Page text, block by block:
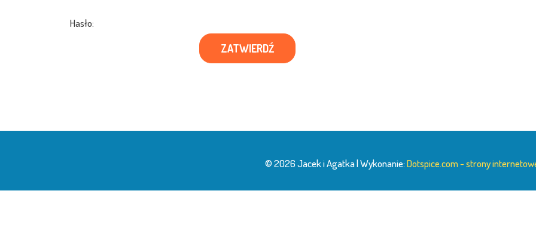
Hasło:
© 2026 Jacek i Agatka | Wykonanie:Dotspice.com - strony